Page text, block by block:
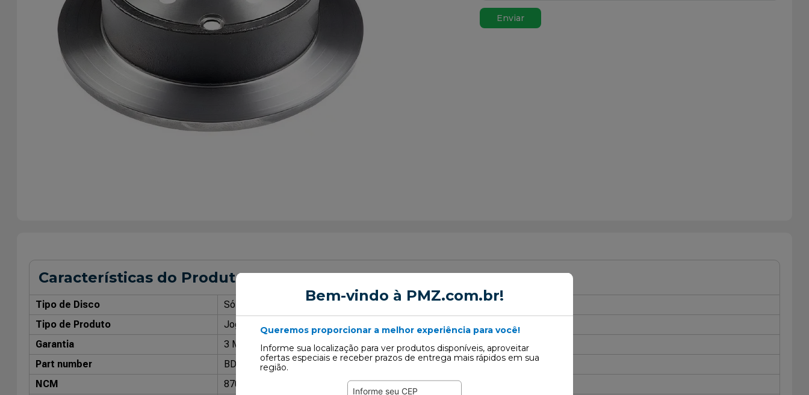
Bem-vindo à PMZ.com.br!
Queremos proporcionar a melhor experiência para você!
Informe sua localização para ver produtos disponíveis, aproveitar
ofertas especiais e receber prazos de entrega mais rápidos em sua
região.
Enviar
Características do Produto
Tipo de Disco
Sólido
Tipo de Produto
Jogo de Disco de Freio
Garantia
3 Meses
Part number
BD5086
NCM
87083090